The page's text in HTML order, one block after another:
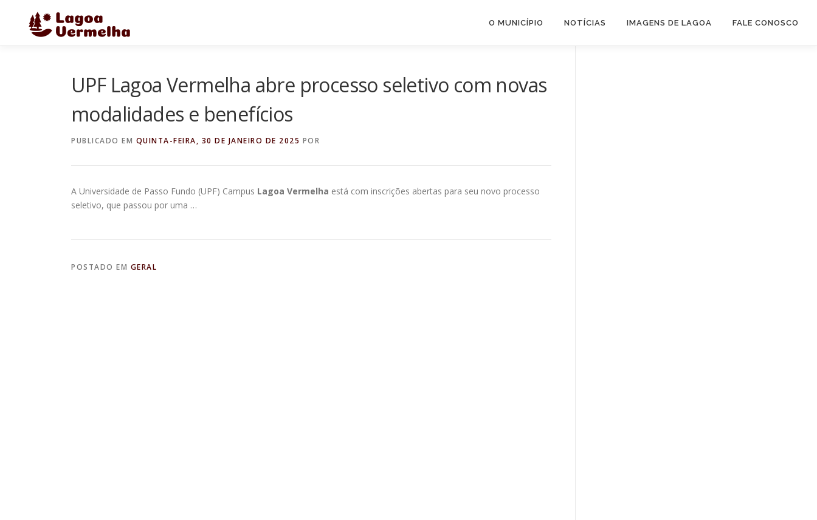
conteúdo
O MUNICÍPIO NOTÍCIAS IMAGENS DE LAGOA FALE CONOSCO
UPF Lagoa Vermelha abre processo seletivo com novas
modalidades e benefícios
PUBLICADO EM QUINTA-FEIRA, 30 DE JANEIRO DE 2025 POR
A Universidade de Passo Fundo (UPF) Campus Lagoa Vermelha está com inscrições abertas para seu novo processo
seletivo, que passou por uma …
POSTADO EM GERAL